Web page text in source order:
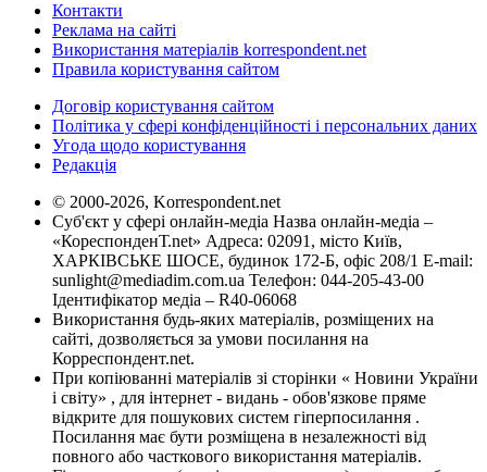
Контакти
Реклама на сайті
Використання матеріалів korrespondent.net
Правила користування сайтом
Договір користування сайтом
Політика у сфері конфіденційності і персональних даних
Угода щодо користування
Редакція
© 2000-2026, Korrespondent.net
Суб'єкт у сфері онлайн-медіа Назва онлайн-медіа –
«КореспонденТ.net» Адреса: 02091, місто Київ,
ХАРКІВСЬКЕ ШОСЕ, будинок 172-Б, офіс 208/1 E-mail:
sunlight@mediadim.com.ua Телефон: 044-205-43-00
Ідентифікатор медіа – R40-06068
Використання будь-яких матеріалів, розміщених на
сайті, дозволяється за умови посилання на
Корреспондент.net.
При копіюванні матеріалів зі сторінки « Новини України
і світу» , для інтернет - видань - обов'язкове пряме
відкрите для пошукових систем гіперпосилання .
Посилання має бути розміщена в незалежності від
повного або часткового використання матеріалів.